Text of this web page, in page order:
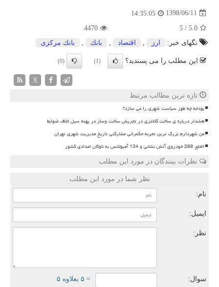
1398/06/11
14:35:05
5.0
/
5
4470
تگهای خبر:
ارز اقتصاد بانك بانك مركزی
این مطلب را می پسندید؟ (1)
(0)
X
تازه ترین مطالب مرتبط
بودجه چه طور سیاست شهری را می سازد؟
هشدار درباره ی ساخت کلانتری در تجریش ساخت وساز در پهنه سیل خلاف ضوابط
من شهردارم بزرگ ترین تجربه حکمرانی مشارکتی تاریخ مدیریت شهری تهران
الحاق 288 خودروی آتش نشانی و 134 آمبولانس به ناوگان امدادی کشور
نظرات بینندگان در مورد این مطلب
نظر شما در مورد این مطلب
نام:
ایمیل:
نظر:
سوال: = ۵ بعلاوه ۵